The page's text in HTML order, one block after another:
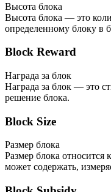
Высота блока
Высота блока — это
определенному блоку в
Block Reward
Награда за блок
Награда за блок — это
решение блока.
Block Size
Размер блока
Размер блока
может содержать,